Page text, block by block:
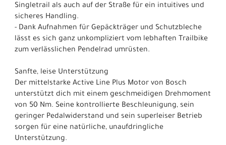
Singletrail als auch auf der Straße für ein intuitives und
sicheres Handling.
- Dank Aufnahmen für Gepäckträger und Schutzbleche
lässt es sich ganz unkompliziert vom lebhaften Trailbike
zum verlässlichen Pendelrad umrüsten.
Sanfte, leise Unterstützung
Der mittelstarke Active Line Plus Motor von Bosch
unterstützt dich mit einem geschmeidigen Drehmoment
von 50 Nm. Seine kontrollierte Beschleunigung, sein
geringer Pedalwiderstand und sein superleiser Betrieb
sorgen für eine natürliche, unaufdringliche
Unterstützung.